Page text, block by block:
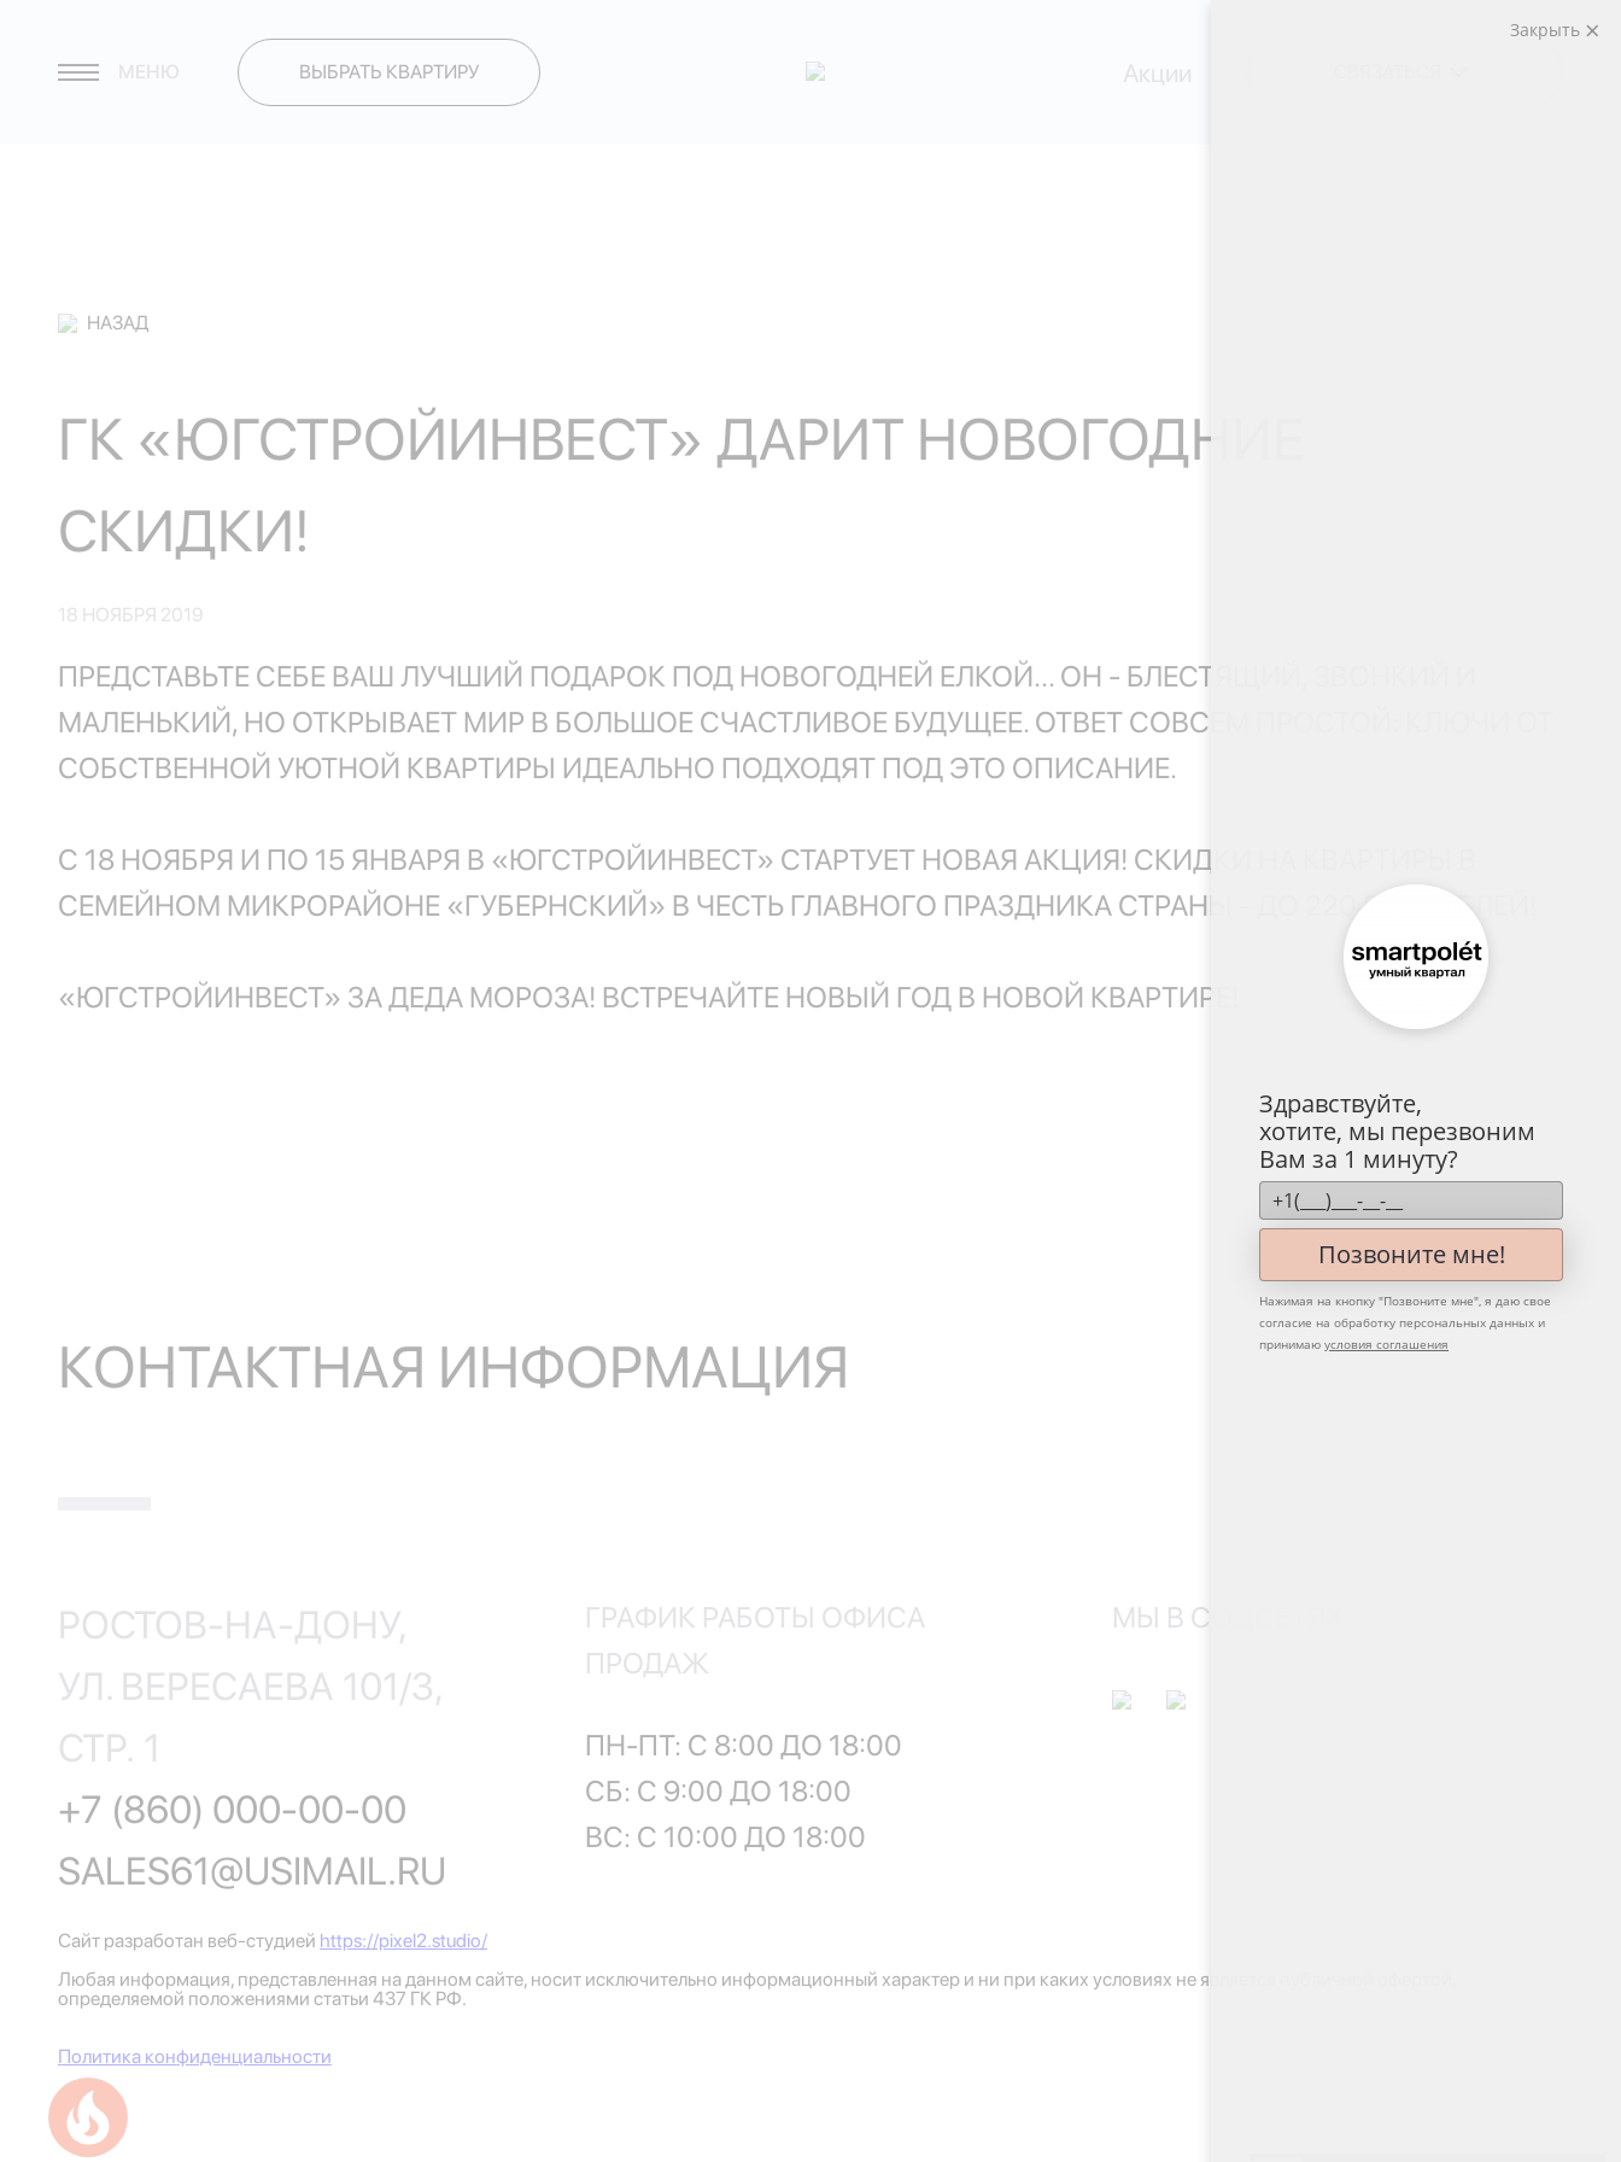
Успейте купить коммерческое помещение
МЕНЮ ВЫБРАТЬ КВАРТИРУ Акции
НАЗАД
ГК «ЮГСТРОЙИНВЕСТ» ДАРИТ НОВОГОДНИЕ
СКИДКИ!
18 НОЯБРЯ 2019
ПРЕДСТАВЬТЕ СЕБЕ ВАШ ЛУЧШИЙ ПОДАРОК ПОД НОВОГОДНЕЙ ЕЛКОЙ... ОН - БЛЕСТЯЩИЙ, ЗВОНКИЙ И
МАЛЕНЬКИЙ, НО ОТКРЫВАЕТ МИР В БОЛЬШОЕ СЧАСТЛИВОЕ БУДУЩЕЕ. ОТВЕТ СОВСЕМ ПРОСТОЙ: КЛЮЧИ ОТ
СОБСТВЕННОЙ УЮТНОЙ КВАРТИРЫ ИДЕАЛЬНО ПОДХОДЯТ ПОД ЭТО ОПИСАНИЕ.
С 18 НОЯБРЯ И ПО 15 ЯНВАРЯ В «ЮГСТРОЙИНВЕСТ» СТАРТУЕТ НОВАЯ АКЦИЯ! СКИДКИ НА КВАРТИРЫ В
СЕМЕЙНОМ МИКРОРАЙОНЕ «ГУБЕРНСКИЙ» В ЧЕСТЬ ГЛАВНОГО ПРАЗДНИКА СТРАНЫ - ДО 220 000 РУБЛЕЙ!
«ЮГСТРОЙИНВЕСТ» ЗА ДЕДА МОРОЗА! ВСТРЕЧАЙТЕ НОВЫЙ ГОД В НОВОЙ КВАРТИРЕ!
КОНТАКТНАЯ ИНФОРМАЦИЯ
РОСТОВ-НА-ДОНУ,
УЛ. ВЕРЕСАЕВА 101/3,
СТР. 1
+7 (860) 000-00-00
SALES61@USIMAIL.RU
ГРАФИК РАБОТЫ ОФИСА
ПРОДАЖ
ПН-ПТ: С 8:00 ДО 18:00
СБ: С 9:00 ДО 18:00
ВС: С 10:00 ДО 18:00
МЫ В СОЦСЕТЯХ
Сайт разработан веб-студией https://pixel2.studio/
Любая информация, представленная на данном сайте, носит исключительно информационный характер и ни при каких условиях не является публичной офертой,
определяемой положениями статьи 437 ГК РФ.
Политика конфиденциальности
Закрыть
Здравствуйте,
хотите, мы перезвоним
Вам за 1 минуту?
Позвоните мне!
Нажимая на кнопку "Позвоните мне", я даю свое
согласие на обработку персональных данных и
принимаю условия соглашения